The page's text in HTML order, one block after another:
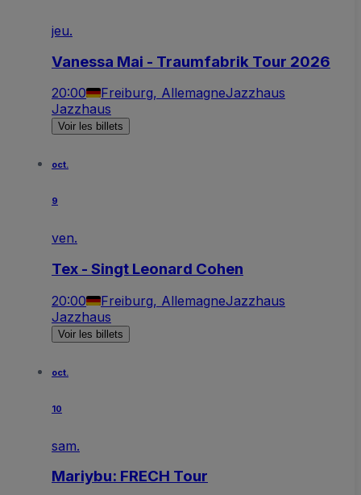
jeu.
Vanessa Mai - Traumfabrik Tour 2026
20:00 Freiburg, AllemagneJazzhaus
Jazzhaus
Voir les billets
oct.
9
ven.
Tex - Singt Leonard Cohen
20:00 Freiburg, AllemagneJazzhaus
Jazzhaus
Voir les billets
oct.
10
sam.
Mariybu: FRECH Tour